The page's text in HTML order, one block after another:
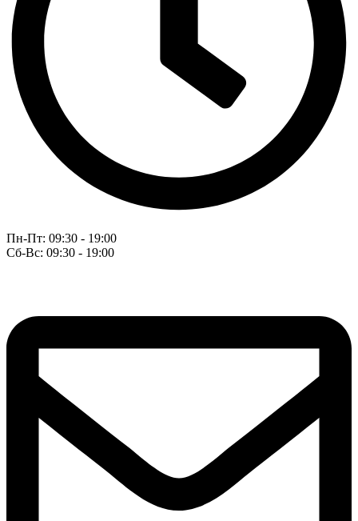
Пн-Пт: 09:30 - 19:00
Сб-Вс: 09:30 - 19:00